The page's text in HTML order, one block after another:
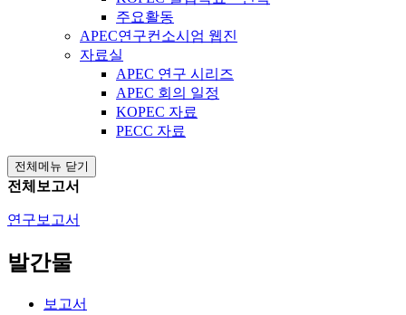
주요활동
APEC연구컨소시엄 웹진
자료실
APEC 연구 시리즈
APEC 회의 일정
KOPEC 자료
PECC 자료
전체메뉴 닫기
전체보고서
연구보고서
발간물
보고서